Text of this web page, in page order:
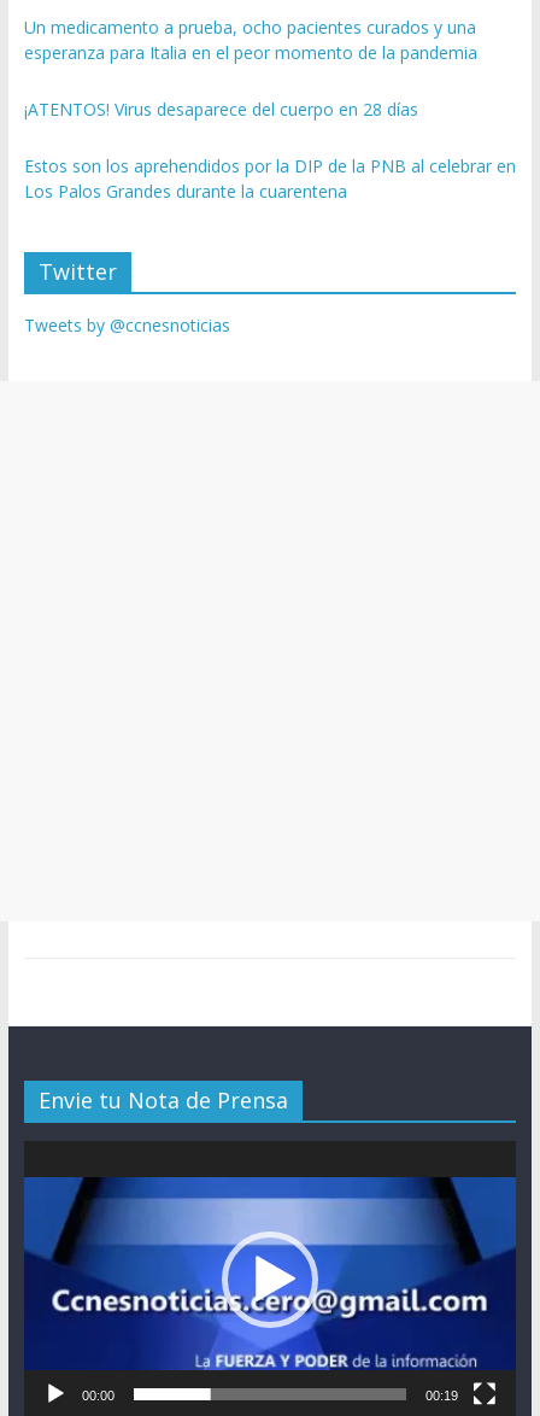
Un medicamento a prueba, ocho pacientes curados y una
esperanza para Italia en el peor momento de la pandemia
¡ATENTOS! Virus desaparece del cuerpo en 28 días
Estos son los aprehendidos por la DIP de la PNB al celebrar en
Los Palos Grandes durante la cuarentena
Twitter
Tweets by @ccnesnoticias
Envie tu Nota de Prensa
de
00:00 00:19